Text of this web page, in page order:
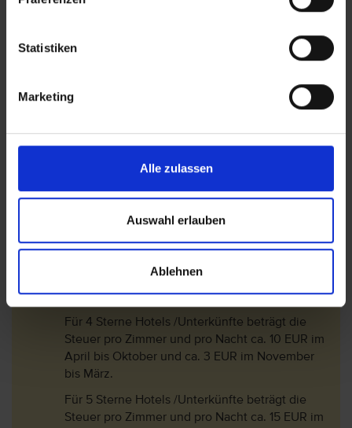
Statistiken
Marketing
Alle zulassen
Auswahl erlauben
Ablehnen
Bitte beachten Sie, dass in Griechenland seit
wird. Seit dem 01.01.2024 fungiert diese Steuer
als sogenannte Abgabe zur Klimaresilienz.
Die Touristensteuer bemisst sich je nach
Für 1 Sterne und 2 Sterne Hotels /Unterkünfte
ca. 2 EUR im Aril bis Oktober und ca. 0,50 EUR
im November bis März.
Für 3 Sterne Hotels /Unterkünfte beträgt die
April bis Oktober und ca. 1,50 EUR im
November bis März.
Für 4 Sterne Hotels /Unterkünfte beträgt die
Steuer pro Zimmer und pro Nacht ca. 10 EUR im
April bis Oktober und ca. 3 EUR im November
bis März.
Für 5 Sterne Hotels /Unterkünfte beträgt die
Steuer pro Zimmer und pro Nacht ca. 15 EUR im